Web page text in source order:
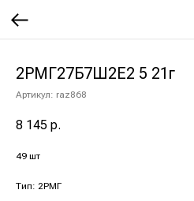
2РМГ27Б7Ш2Е2 5 21г
Артикул: raz868
8 145 р.
49 шт
Тип: 2РМГ